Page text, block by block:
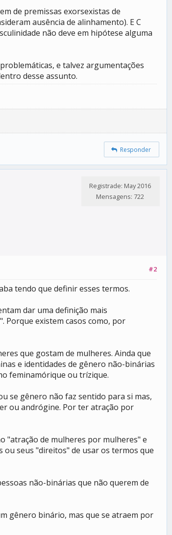
de premissas exorsexistas de
ausência de alinhamento). E C
não deve em hipótese alguma
e talvez argumentações
desse assunto.
Responder
Registrade: May 2016
Mensagens: 722
#2
tendo que definir esses termos.
dar uma definição mais
Porque existem casos como, por
que gostam de mulheres. Ainda que
e identidades de gênero não-binárias
feminamórique ou trízique.
se gênero não faz sentido para si mas,
ou andrógine. Por ter atração por
"atração de mulheres por mulheres" e
ou seus "direitos" de usar os termos que
não-binárias que não querem de
gênero binário, mas que se atraem por